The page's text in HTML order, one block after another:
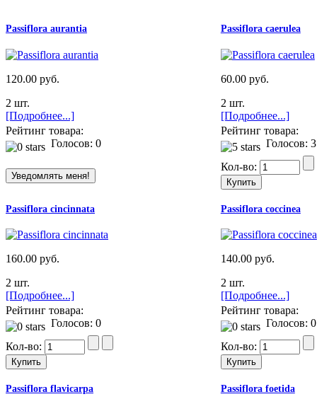
Passiflora aurantia
120.00 руб.
2 шт.
[Подробнее...]
Рейтинг товара:
Голосов: 0
Passiflora caerulea
60.00 руб.
2 шт.
[Подробнее...]
Рейтинг товара:
Голосов: 3
Кол-во:
Passiflora cincinnata
160.00 руб.
2 шт.
[Подробнее...]
Рейтинг товара:
Голосов: 0
Кол-во:
Passiflora coccinea
140.00 руб.
2 шт.
[Подробнее...]
Рейтинг товара:
Голосов: 0
Кол-во:
Passiflora flavicarpa Passiflora foetida